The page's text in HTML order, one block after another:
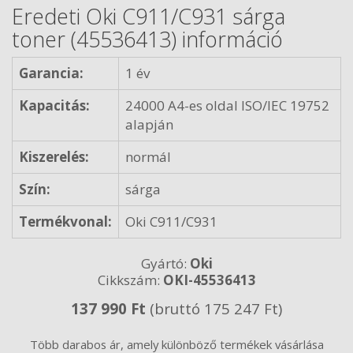
Eredeti Oki C911/C931 sárga
toner (45536413) információ
Garancia:
1 év
Kapacitás:
24000 A4-es oldal ISO/IEC 19752
alapján
Kiszerelés:
normál
Szín:
sárga
Termékvonal:
Oki C911/C931
Gyártó: Oki
Cikkszám: OKI-45536413
137 990 Ft (bruttó 175 247 Ft)
Több darabos ár, amely különböző termékek vásárlása